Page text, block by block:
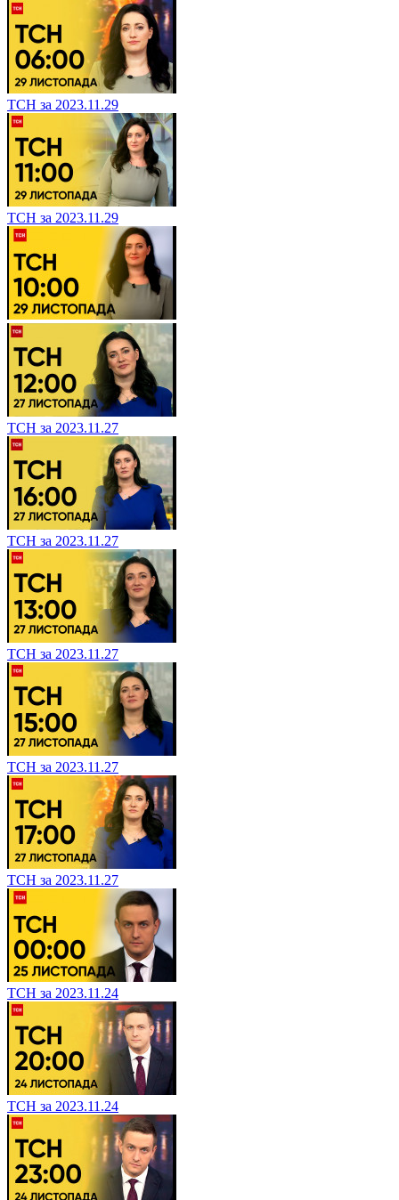
ТСН за 2023.11.29
ТСН за 2023.11.29
ТСН за 2023.11.27
ТСН за 2023.11.27
ТСН за 2023.11.27
ТСН за 2023.11.27
ТСН за 2023.11.27
ТСН за 2023.11.24
ТСН за 2023.11.24